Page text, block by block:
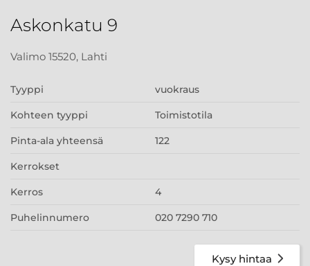
Askonkatu 9
Valimo 15520, Lahti
Tyyppi vuokraus
Kohteen tyyppi Toimistotila
Pinta-ala yhteensä 122
Kerrokset
Kerros 4
Puhelinnumero 020 7290 710
Kysy hintaa